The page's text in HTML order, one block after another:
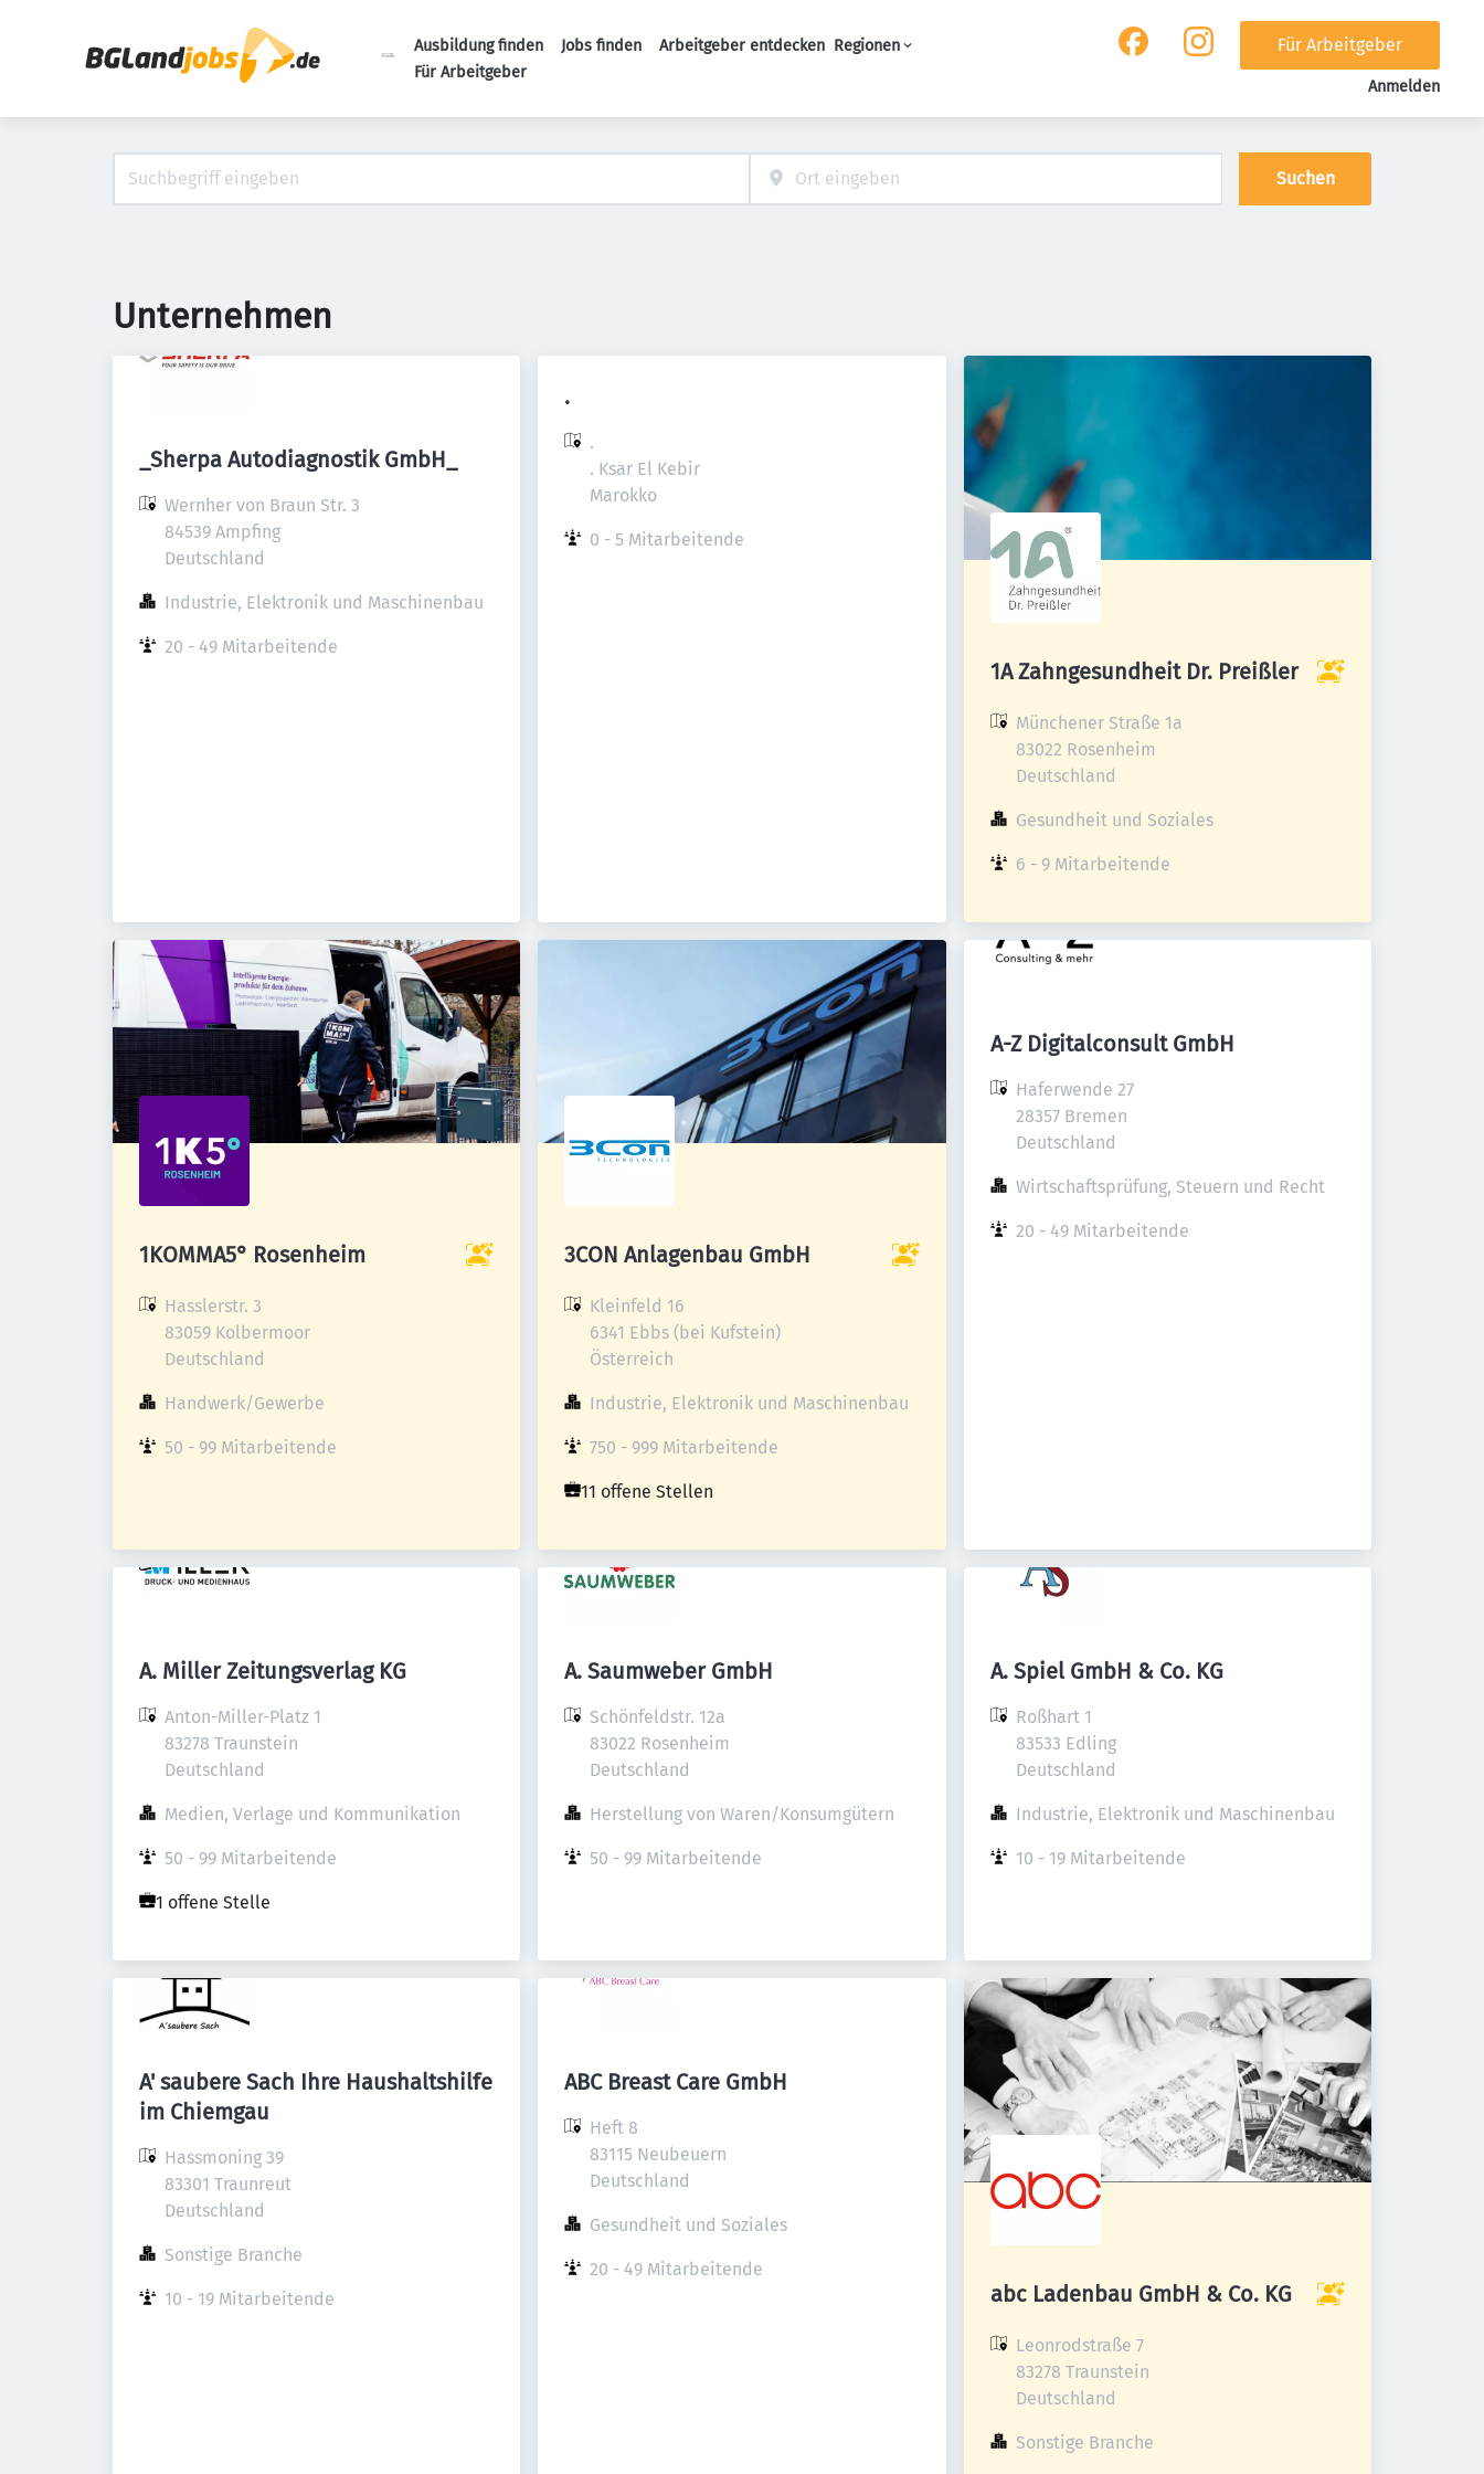
Ausbildung finden Jobs finden Arbeitgeber entdecken Regionen
Für Arbeitgeber
Für Arbeitgeber
Anmelden
Suchen
Unternehmen
_Sherpa Autodiagnostik GmbH_
Wernher von Braun Str. 3
84539 Ampfing
Deutschland
Industrie, Elektronik und Maschinenbau
20 - 49 Mitarbeitende
.
.
. Ksar El Kebir
Marokko
0 - 5 Mitarbeitende
1A Zahngesundheit Dr. Preißler
Münchener Straße 1a
83022 Rosenheim
Deutschland
Gesundheit und Soziales
6 - 9 Mitarbeitende
1KOMMA5° Rosenheim
Hasslerstr. 3
83059 Kolbermoor
Deutschland
Handwerk/Gewerbe
50 - 99 Mitarbeitende
3CON Anlagenbau GmbH
Kleinfeld 16
6341 Ebbs (bei Kufstein)
Österreich
Industrie, Elektronik und Maschinenbau
750 - 999 Mitarbeitende
11 offene Stellen
A-Z Digitalconsult GmbH
Haferwende 27
28357 Bremen
Deutschland
Wirtschaftsprüfung, Steuern und Recht
20 - 49 Mitarbeitende
A. Miller Zeitungsverlag KG
Anton-Miller-Platz 1
83278 Traunstein
Deutschland
Medien, Verlage und Kommunikation
50 - 99 Mitarbeitende
1 offene Stelle
A. Saumweber GmbH
Schönfeldstr. 12a
83022 Rosenheim
Deutschland
Herstellung von Waren/Konsumgütern
50 - 99 Mitarbeitende
A. Spiel GmbH & Co. KG
Roßhart 1
83533 Edling
Deutschland
Industrie, Elektronik und Maschinenbau
10 - 19 Mitarbeitende
A' saubere Sach Ihre Haushaltshilfe
im Chiemgau
Hassmoning 39
83301 Traunreut
Deutschland
Sonstige Branche
10 - 19 Mitarbeitende
ABC Breast Care GmbH
Heft 8
83115 Neubeuern
Deutschland
Gesundheit und Soziales
20 - 49 Mitarbeitende
abc Ladenbau GmbH & Co. KG
Leonrodstraße 7
83278 Traunstein
Deutschland
Sonstige Branche